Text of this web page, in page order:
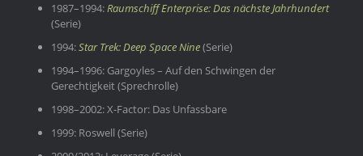
1987–1994:Raumschiff Enterprise: Das nächste Jahrhundert
(Serie)
1994:Star Trek: Deep Space Nine(Serie)
1994–1996: Gargoyles – Auf den Schwingen der
Gerechtigkeit (Sprechrolle)
1998–2002: X-Factor: Das Unfassbare
1999: Roswell (Serie)